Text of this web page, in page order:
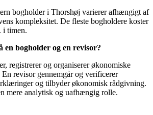
bogholder i Thorshøj varierer afhængigt af
kompleksitet. De fleste bogholdere koster
i timen.
en bogholder og en revisor?
registrerer og organiserer økonomiske
revisor gennemgår og verificerer
og tilbyder økonomisk rådgivning.
mere analytisk og uafhængig rolle.